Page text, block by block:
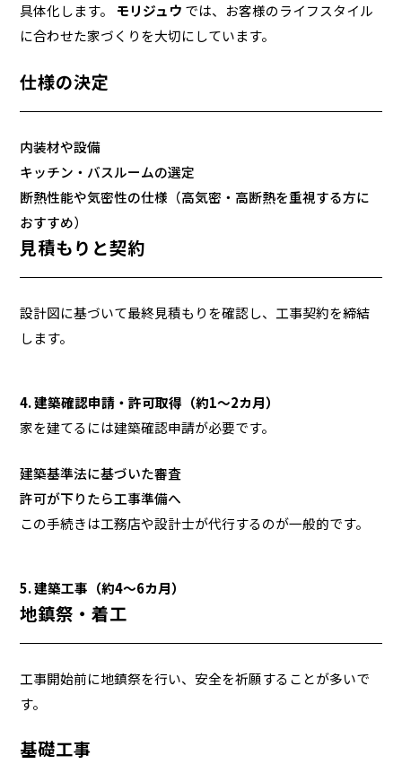
具体化します。 モリジュウ では、お客様のライフスタイル
に合わせた家づくりを大切にしています。
仕様の決定
内装材や設備
キッチン・バスルームの選定
断熱性能や気密性の仕様（高気密・高断熱を重視する方に
おすすめ）
見積もりと契約
設計図に基づいて最終見積もりを確認し、工事契約を締結
します。
4. 建築確認申請・許可取得（約1～2カ月）
家を建てるには建築確認申請が必要です。
建築基準法に基づいた審査
許可が下りたら工事準備へ
この手続きは工務店や設計士が代行するのが一般的です。
5. 建築工事（約4～6カ月）
地鎮祭・着工
工事開始前に地鎮祭を行い、安全を祈願することが多いで
す。
基礎工事